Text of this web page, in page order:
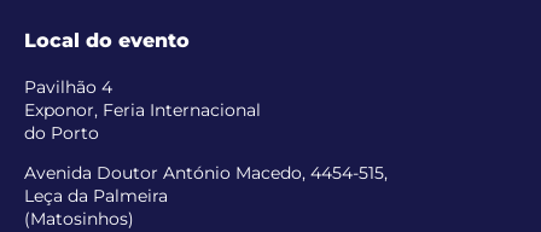
Local do evento
Pavilhão 4
Exponor, Feria Internacional
do Porto
Avenida Doutor António Macedo, 4454-515,
Leça da Palmeira
(Matosinhos)